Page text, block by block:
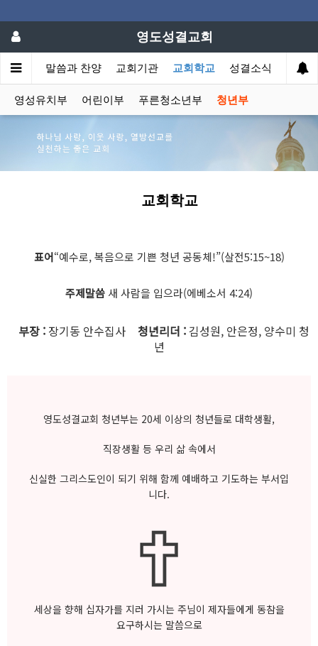
영도성결교회
소개 말씀과 찬양 교회기관 교회학교 성결소식
영성유치부 어린이부 푸른청소년부 청년부
교회학교
표어“예수로, 복음으로 기쁜 청년 공동체!”(살전5:15~18)
주제말씀 새 사람을 입으라(에베소서 4:24)
부장 : 장기동 안수집사 청년리더 :김성원, 안은정, 양수미 청
년
영도성결교회 청년부는 20세 이상의 청년들로 대학생활,
직장생활 등 우리 삶 속에서
신실한 그리스도인이 되기 위해 함께 예배하고 기도하는 부서입
니다.
세상을 향해 십자가를 지러 가시는 주님이 제자들에게 동참을
요구하시는 말씀으로